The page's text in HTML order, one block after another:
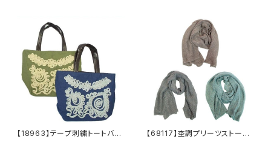
【18963】テープ刺繍トートバッ
【68117】杢調プリーツストール